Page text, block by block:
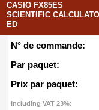
CASIO FX85ES
SCIENTIFIC
ED
N° de commande:
Par paquet:
Prix par paquet:
Including VAT 23%: